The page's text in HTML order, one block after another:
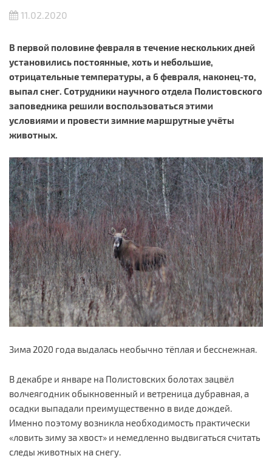
11.02.2020
В первой половине февраля в течение нескольких дней
установились постоянные, хоть и небольшие,
отрицательные температуры, а 6 февраля, наконец-то,
выпал снег. Сотрудники научного отдела Полистовского
заповедника решили воспользоваться этими
условиями и провести зимние маршрутные учёты
животных.
Зима 2020 года выдалась необычно тёплая и бесснежная.
В декабре и январе на Полистовских болотах зацвёл
волчеягодник обыкновенный и ветреница дубравная, а
осадки выпадали преимущественно в виде дождей.
Именно поэтому возникла необходимость практически
«ловить зиму за хвост» и немедленно выдвигаться считать
следы животных на снегу.